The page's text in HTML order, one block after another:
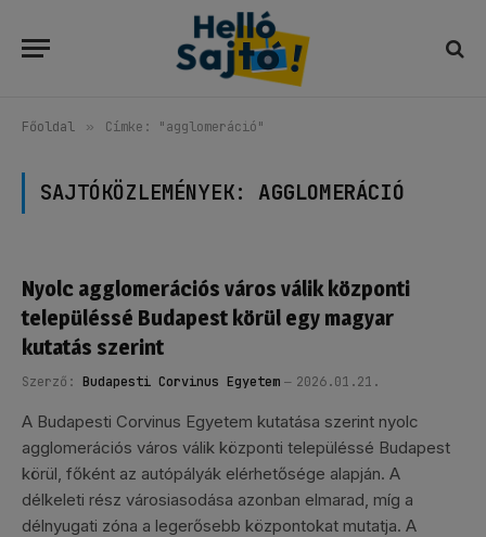
Főoldal » Címke: "agglomeráció"
SAJTÓKÖZLEMÉNYEK:AGGLOMERÁCIÓ
Nyolc agglomerációs város válik központi
településsé Budapest körül egy magyar
kutatás szerint
Szerző: Budapesti Corvinus Egyetem 2026.01.21.
A Budapesti Corvinus Egyetem kutatása szerint nyolc
agglomerációs város válik központi településsé Budapest
körül, főként az autópályák elérhetősége alapján. A
délkeleti rész városiasodása azonban elmarad, míg a
délnyugati zóna a legerősebb központokat mutatja. A